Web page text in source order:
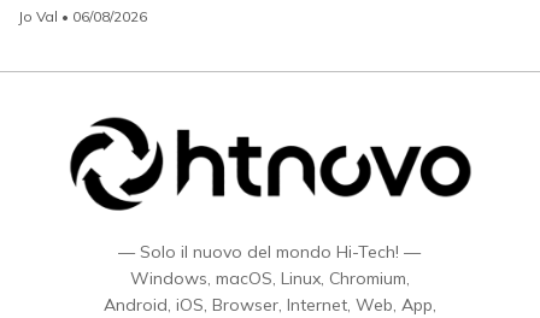
Jo Val • 06/08/2026
— Solo il nuovo del mondo Hi-Tech! —
Windows, macOS, Linux, Chromium,
Android, iOS, Browser, Internet, Web, App,